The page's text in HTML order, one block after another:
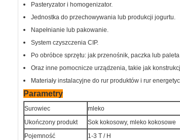
Pasteryzator i homogenizator.
Jednostka do przechowywania lub produkcji jogurtu.
Napełnianie lub pakowanie.
System czyszczenia CIP.
Po obróbce sprzętu: jak przenośnik, paczka lub
Oraz inne pomocnicze urządzenia, takie jak
Materiały instalacyjne do rur produktów i rur
Parametry
Surowiec
mleko
Ukończony produkt
Sok kokosowy, mleko kokosowe
Pojemność
1-3 T / H